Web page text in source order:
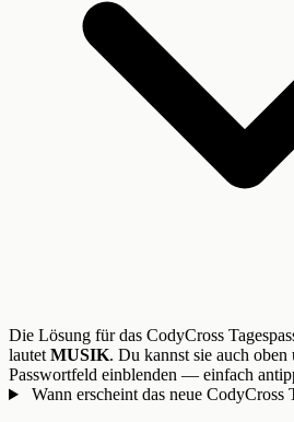
Die Lösung für das CodyCross
lautet MUSIK. Du kannst sie auch
Passwortfeld einblenden — einfach
Wann erscheint das neue CodyCross